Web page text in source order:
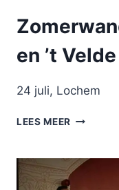
en ’t Velde
24 juli, Lochem
LEES MEER
EN
’T